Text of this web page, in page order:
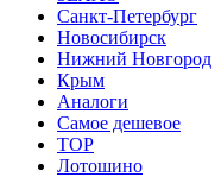
Санкт-Петербург
Новосибирск
Нижний Новгород
Крым
Аналоги
Самое дешевое
TOP
Лотошино